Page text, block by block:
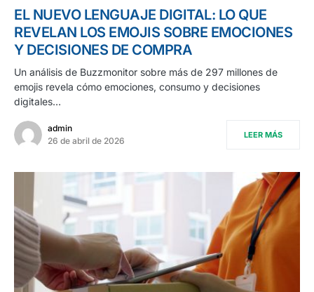
EL NUEVO LENGUAJE DIGITAL: LO QUE
REVELAN LOS EMOJIS SOBRE EMOCIONES
Y DECISIONES DE COMPRA
Un análisis de Buzzmonitor sobre más de 297 millones de
emojis revela cómo emociones, consumo y decisiones
digitales…
admin
26 de abril de 2026
LEER MÁS